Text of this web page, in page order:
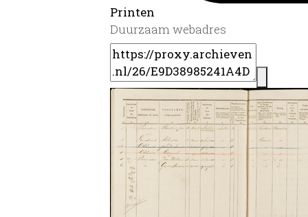
Printen
Duurzaam webadres